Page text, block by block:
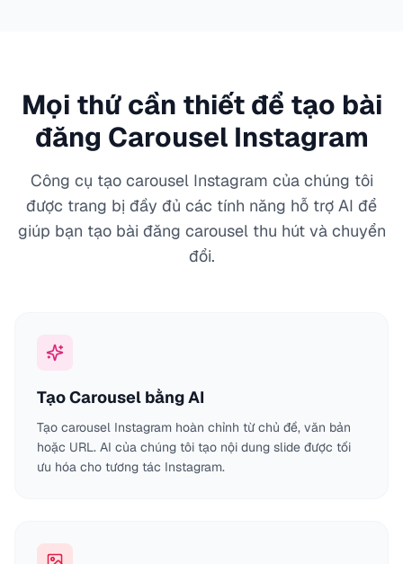
Mọi thứ cần thiết để tạo bài
đăng Carousel Instagram
Công cụ tạo carousel Instagram của chúng tôi
được trang bị đầy đủ các tính năng hỗ trợ AI để
giúp bạn tạo bài đăng carousel thu hút và chuyển
đổi.
Tạo Carousel bằng AI
Tạo carousel Instagram hoàn chỉnh từ chủ đề, văn bản
hoặc URL. AI của chúng tôi tạo nội dung slide được tối
ưu hóa cho tương tác Instagram.